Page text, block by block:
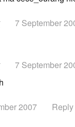
7 September
7 September
2007
Reply